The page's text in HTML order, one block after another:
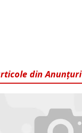
din Anunțuri